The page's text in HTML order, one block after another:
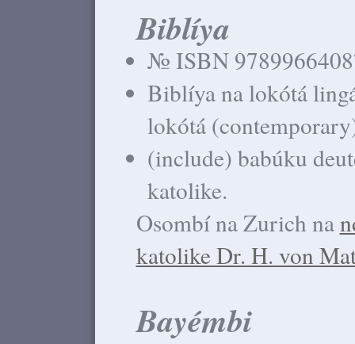
Biblíya
№ ISBN
Biblíya na lokótá
lokótá
(include) babúku
katolike.
Osombí na Zurich na
katolike Dr. H. von
Bayémbi